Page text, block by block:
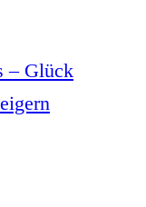
– Glück